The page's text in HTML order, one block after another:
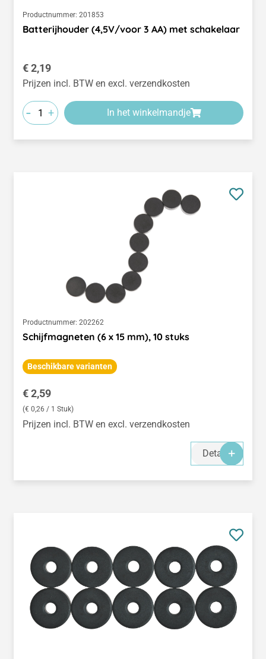
Productnummer: 201853
Batterijhouder (4,5V/voor 3 AA) met schakelaar
Normale prijs:
€ 2,19
Prijzen incl. BTW en excl. verzendkosten
- + In het winkelmandje
Productnummer: 202262
Schijfmagneten (6 x 15 mm), 10 stuks
Beschikbare varianten
Normale prijs:
€ 2,59
(€ 0,26 / 1 Stuk)
Prijzen incl. BTW en excl. verzendkosten
Details